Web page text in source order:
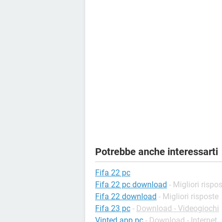
Potrebbe anche interessarti
Fifa 22 pc
Fifa 22 pc download - Migliori
Fifa 22 download - Migliori risposte
Fifa 23 pc - Download - Videogiochi